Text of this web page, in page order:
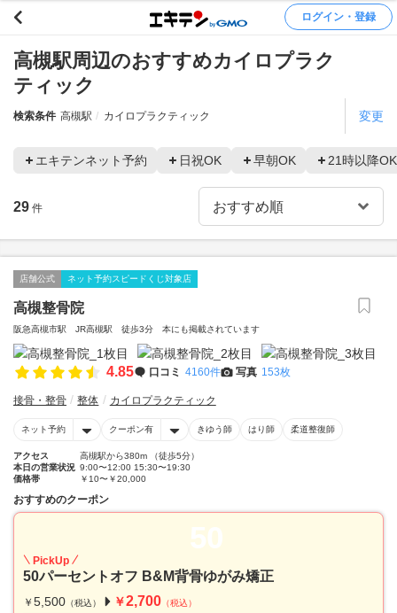
ログイン・登録
高槻駅周辺のおすすめカイロプラク
ティック
検索条件 高槻駅 カイロプラクティック 変更
エキテンネット予約 日祝OK 早朝OK 21時以降OK
29 件
店舗公式 ネット予約スピードくじ対象店
高槻整骨院
阪急高槻市駅 JR高槻駅 徒歩3分 本にも掲載されています
4.85 口コミ 4160件 写真 153枚
接骨・整骨 整体 カイロプラクティック
ネット予約 クーポン有 きゆう師 はり師 柔道整復師
アクセス
高槻駅から380m （徒歩5分）
本日の営業状況 9:00〜12:00 15:30〜19:30
価格帯
￥10〜￥20,000
おすすめのクーポン
50
PickUp
50パーセントオフ B&M背骨ゆがみ矯正
￥ 5,500 （税込） ￥2,700 （税込）